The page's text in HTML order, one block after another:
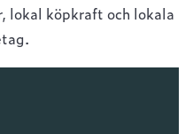
lokal köpkraft och lokala